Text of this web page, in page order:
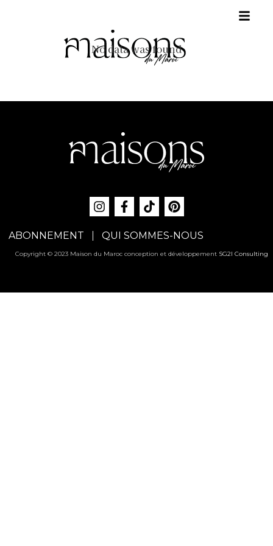
No data was found
ABONNEMENT QUI SOMMES-NOUS
Copyright © 2023 Maison du Maroc conception et développement SG2I Consulting